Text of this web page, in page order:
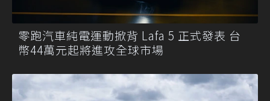
零跑汽車純電運動掀背 Lafa 5 正式發表 台
幣44萬元起將進攻全球市場